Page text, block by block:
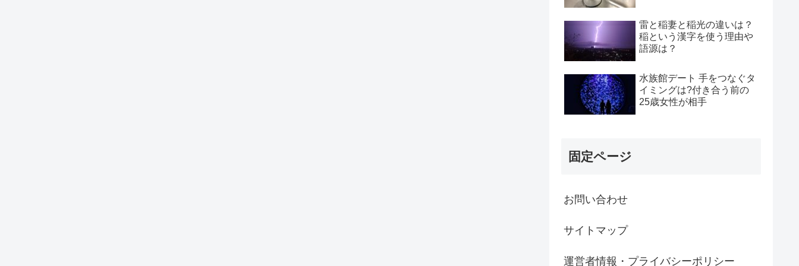
雷と稲妻と稲光の違いは？
稲という漢字を使う理由や
語源は？
水族館デート 手をつなぐタ
イミングは?付き合う前の
25歳女性が相手
固定ページ
お問い合わせ
サイトマップ
運営者情報・プライバシーポリシー